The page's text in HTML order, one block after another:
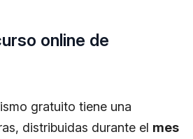
online de
gratuito tiene una
distribuidas durante el mes